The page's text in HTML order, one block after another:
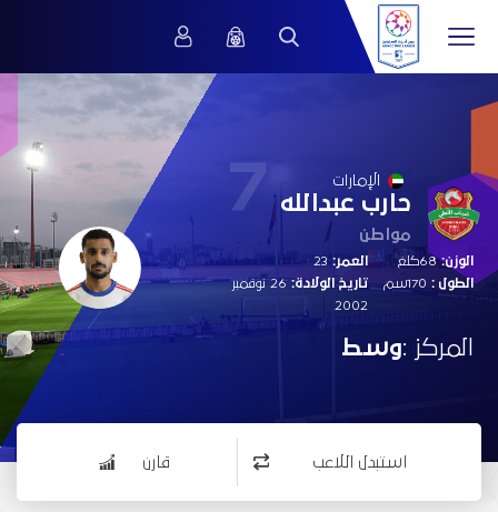
7 الإمارات
حارب عبدالله
مواطن
الوزن:68كلغ
الطول :
العمر:23
تاريخ الولادة:
26 نوفمبر
2002
المركز :وسط
استبدل اللاعب قارن